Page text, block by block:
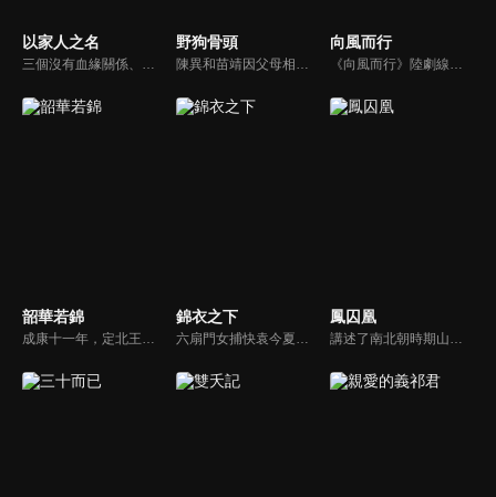
以家人之名 野狗骨頭 向風而行
韶華若錦
成康十一年，定北王江緒為查軍餉貪墨案返京，迎娶將門之女明檀穩住朝局。隨調查深入，牽出貪腐勢力盤根錯節，關乎朝廷經濟命脈。江緒誓言連根拔起，卻致明家遭誣陷滅門。為昭雪冤屈，江緒與明檀攜手揭真相，歷經生死與陰謀，終將主謀繩之以法，守護百姓，也收穫摯愛情深。
錦衣之下
六扇門女捕快袁今夏因為一樁案件和錦衣衛陸繹結下樑子，今夏本以為此生與他再無交集，奈何冤家路窄。朝廷十萬兩修河款不翼而飛，今夏奉命協助陸繹一起下揚州查案，替朝廷找回丟失的官銀。本是道不同不相為謀，卻因驚天密案聯手。兩人從勢同水火到刮目相看再到情難自已，命運的齒輪從此旋轉在一起。
鳳囚凰
講述了南北朝時期山陰公主劉楚玉及門客容止之間發生的一系列權謀愛情故事。